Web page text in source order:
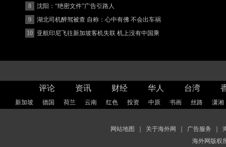
8
沈阳：“绝密文件”广告引路人
9
湖北司机醉驾被查 自称：心中有佛 不会出车祸
(图)
10
亚航印尼飞往新加坡客机失联 机上没有中国乘
评论 资讯 财经 华人 台湾
新加坡 德国 荷兰 云南 红色 投资 中原 书画 丝路 潇湘
网站地图 关于海外网 广告服务
海外网版权